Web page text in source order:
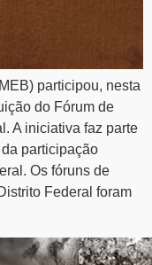
participou, nesta
do Fórum de
A iniciativa faz parte
participação
Os fóruns de
Federal foram